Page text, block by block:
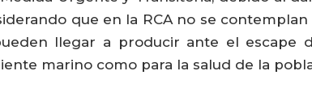
que en la RCA no se
llegar a producir ante el escape
marino como para la salud de la